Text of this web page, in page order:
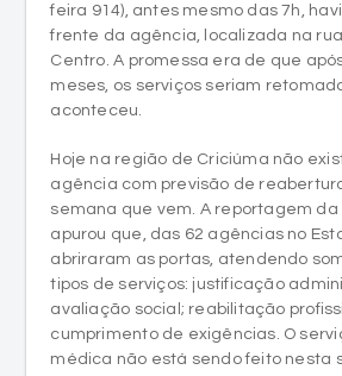
feira 914), antes mesmo das 7h,
frente da agência, localizada na rua
Centro. A promessa era de que
meses, os serviços seriam
aconteceu.
Hoje na região de Criciúma não
agência com previsão de
semana que vem. A reportagem da
apurou que, das 62 agências no
abriraram as portas, atendendo
tipos de serviços: justificação
avaliação social; reabilitação
cumprimento de exigências. O
médica não está sendo feito nesta